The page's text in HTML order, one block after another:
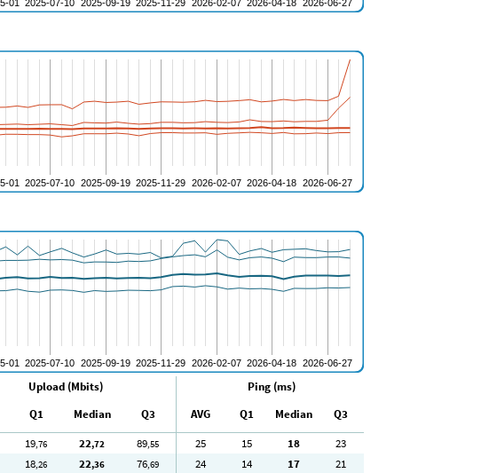
Upload (Mbits)
Ping (ms)
Q1 Median Q3 AVG Q1 Median
Q3
19,76 22,72 89,55 25 15 18
23
18,26 22,36 76,69 24 14 17
21